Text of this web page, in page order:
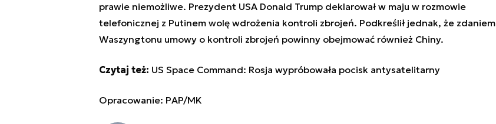
prawie niemożliwe. Prezydent USA Donald Trump deklarował w maju w rozmowie
telefonicznej z Putinem wolę wdrożenia kontroli zbrojeń. Podkreślił jednak, że zdaniem
Waszyngtonu umowy o kontroli zbrojeń powinny obejmować również Chiny.
Czytaj też: US Space Command: Rosja wypróbowała pocisk antysatelitarny
Opracowanie: PAP/MK